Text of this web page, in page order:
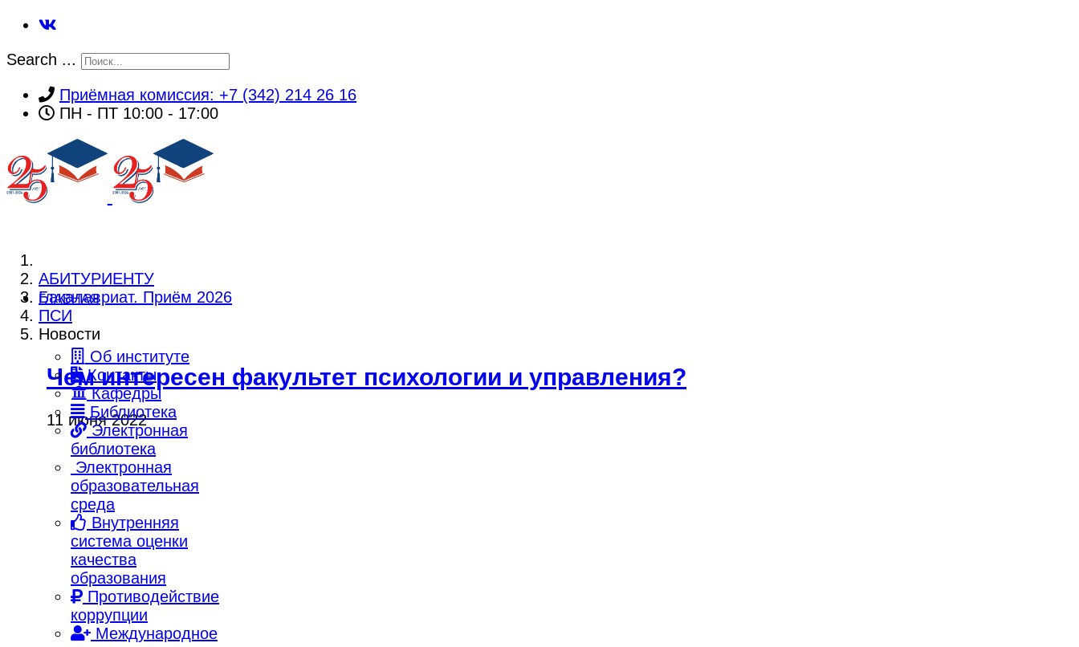
Search ...
Приёмная комиссия: +7 (342) 214 26 16
ПН - ПТ 10:00 - 17:00
ГЛАВНАЯ
Об институте
Контакты
Кафедры
Библиотека
Электронная
библиотека
Электронная
образовательная
среда
Внутренняя
система оценки
качества
образования
Противодействие
коррупции
Международное
АБИТУРИЕНТУ
Бакалавриат. Приём 2026
ПСИ
Новости
Чем интересен факультет психологии и управления?
11 июня 2022